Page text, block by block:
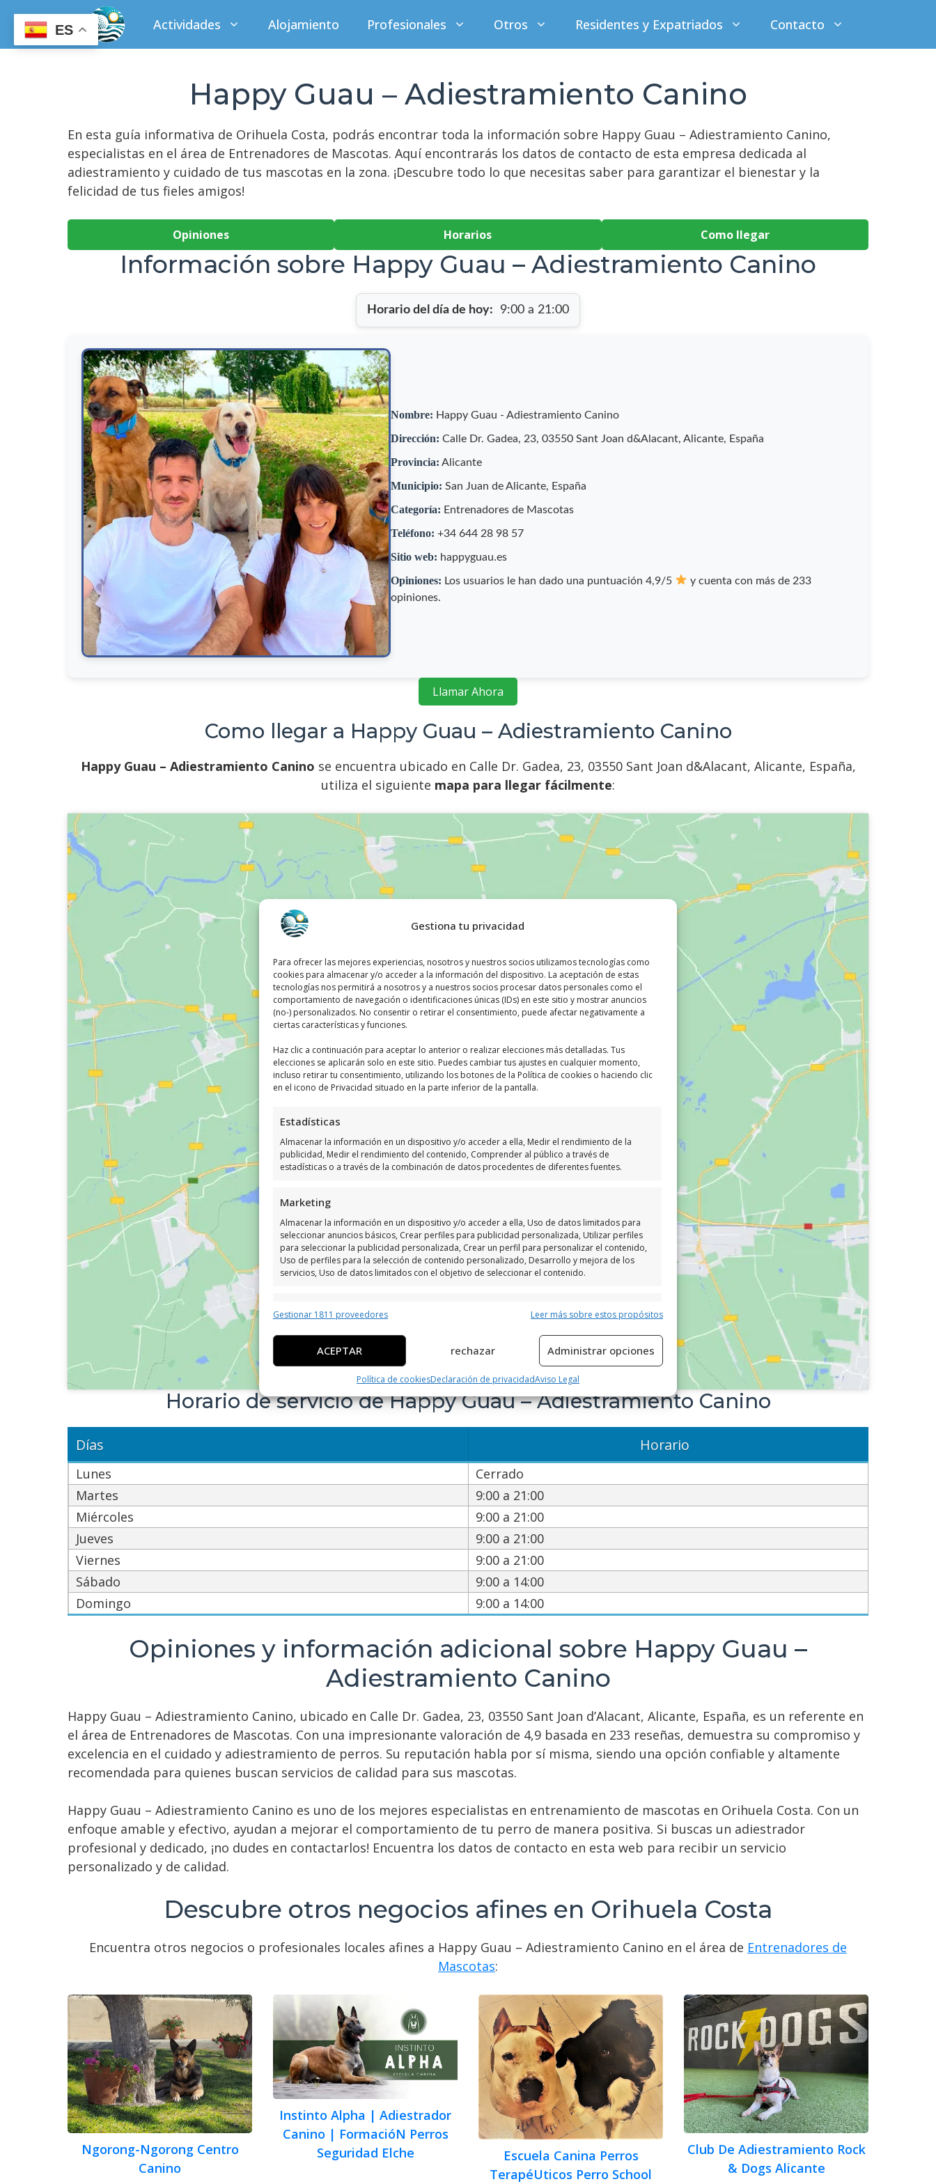
Gestiona tu privacidad
Para ofrecer las mejores experiencias, nosotros y nuestros socios utilizamos tecnologías como
cookies para almacenar y/o acceder a la información del dispositivo. La aceptación de estas
tecnologías nos permitirá a nosotros y a nuestros socios procesar datos personales como el
comportamiento de navegación o identificaciones únicas (IDs) en este sitio y mostrar anuncios
(no-) personalizados. No consentir o retirar el consentimiento, puede afectar negativamente a
ciertas características y funciones.
Haz clic a continuación para aceptar lo anterior o realizar elecciones más detalladas. Tus
elecciones se aplicarán solo en este sitio. Puedes cambiar tus ajustes en cualquier momento,
incluso retirar tu consentimiento, utilizando los botones de la Política de cookies o haciendo clic
en el icono de Privacidad situado en la parte inferior de la pantalla.
Estadísticas
Almacenar la información en un dispositivo y/o acceder a ella, Medir el rendimiento de la
publicidad, Medir el rendimiento del contenido, Comprender al público a través de
estadísticas o a través de la combinación de datos procedentes de diferentes fuentes.
Marketing
Almacenar la información en un dispositivo y/o acceder a ella, Uso de datos limitados para
seleccionar anuncios básicos, Crear perfiles para publicidad personalizada, Utilizar perfiles
para seleccionar la publicidad personalizada, Crear un perfil para personalizar el contenido,
Uso de perfiles para la selección de contenido personalizado, Desarrollo y mejora de los
servicios, Uso de datos limitados con el objetivo de seleccionar el contenido.
Vincular diferentes dispositivos, Identificación de dispositivos en función de la
información transmitida de forma automática.
Utilizar datos de localización geográfica precisa, Identificar los
dispositivos en función de la información solicitada activamente.
comunicar las preferencias de privacidad.
Gestionar 1811 proveedores Leer más sobre estos propósitos
ACEPTAR rechazar Administrar opciones
Política de cookiesDeclaración de privacidadAviso Legal
contenido
Actividades Alojamiento Profesionales Otros Residentes y Expatriados Contacto
Happy Guau – Adiestramiento Canino
En esta guía informativa de Orihuela Costa, podrás encontrar toda la información sobre Happy Guau – Adiestramiento Canino,
especialistas en el área de Entrenadores de Mascotas. Aquí encontrarás los datos de contacto de esta empresa dedicada al
adiestramiento y cuidado de tus mascotas en la zona. ¡Descubre todo lo que necesitas saber para garantizar el bienestar y la
felicidad de tus fieles amigos!
Opiniones Horarios Como llegar
Información sobre Happy Guau – Adiestramiento Canino
Horario del día de hoy: 9:00 a 21:00
Nombre: Happy Guau - Adiestramiento Canino
Dirección: Calle Dr. Gadea, 23, 03550 Sant Joan d&Alacant, Alicante, España
Provincia: Alicante
Municipio: San Juan de Alicante, España
Categoría: Entrenadores de Mascotas
Teléfono: +34 644 28 98 57
Sitio web: happyguau.es
Opiniones: Los usuarios le han dado una puntuación 4,9/5
y cuenta con más de 233
opiniones.
Llamar Ahora
Como llegar a Happy Guau – Adiestramiento Canino
Happy Guau – Adiestramiento Canino se encuentra ubicado en Calle Dr. Gadea, 23, 03550 Sant Joan d&Alacant, Alicante, España,
utiliza el siguiente mapa para llegar fácilmente:
Haz clic para aceptar márketing cookies y
Horario de servicio de Happy Guau – Adiestramiento Canino
Días Horario
Lunes
Cerrado
Martes
9:00 a 21:00
Miércoles
9:00 a 21:00
Jueves
9:00 a 21:00
Viernes
9:00 a 21:00
Sábado
9:00 a 14:00
Domingo
9:00 a 14:00
Opiniones y información adicional sobre Happy Guau –
Adiestramiento Canino
Happy Guau – Adiestramiento Canino, ubicado en Calle Dr. Gadea, 23, 03550 Sant Joan d’Alacant, Alicante, España, es un referente en
el área de Entrenadores de Mascotas. Con una impresionante valoración de 4,9 basada en 233 reseñas, demuestra su compromiso y
excelencia en el cuidado y adiestramiento de perros. Su reputación habla por sí misma, siendo una opción confiable y altamente
recomendada para quienes buscan servicios de calidad para sus mascotas.
Happy Guau – Adiestramiento Canino es uno de los mejores especialistas en entrenamiento de mascotas en Orihuela Costa. Con un
enfoque amable y efectivo, ayudan a mejorar el comportamiento de tu perro de manera positiva. Si buscas un adiestrador
profesional y dedicado, ¡no dudes en contactarlos! Encuentra los datos de contacto en esta web para recibir un servicio
personalizado y de calidad.
Descubre otros negocios afines en Orihuela Costa
Encuentra otros negocios o profesionales locales afines a Happy Guau – Adiestramiento Canino en el área de Entrenadores de
Mascotas:
Ngorong-Ngorong Centro
Canino
Instinto Alpha | Adiestrador
Canino | FormacióN Perros
Seguridad Elche
Escuela Canina Perros
TerapéUticos Perro School
Club De Adiestramiento Rock
& Dogs Alicante
ES